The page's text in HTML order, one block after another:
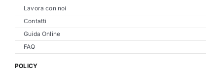
Lavora con noi
Contatti
Guida Online
FAQ
POLICY